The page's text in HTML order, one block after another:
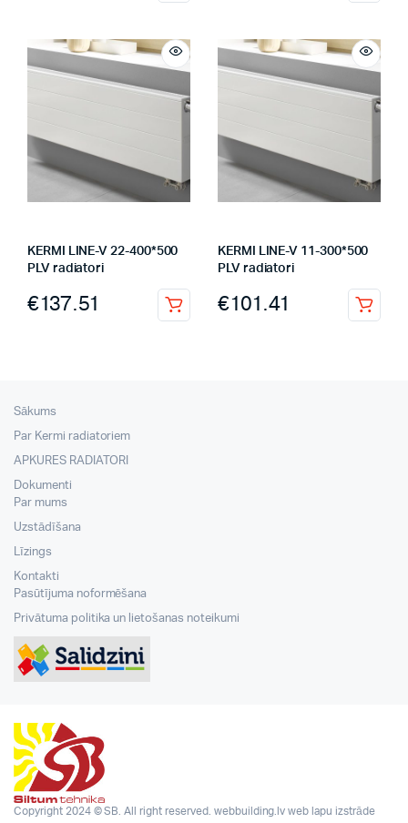
KERMI LINE-V 22-400*500
PLV radiatori
€137.51
KERMI LINE-V 11-300*500
PLV radiatori
€101.41
Sākums
Par Kermi radiatoriem
APKURES RADIATORI
Dokumenti
Par mums
Uzstādīšana
Līzings
Kontakti
Pasūtījuma noformēšana
Privātuma politika un lietošanas noteikumi
Copyright 2024 © SB. All right reserved. webbuilding.lvweb lapu izstrāde